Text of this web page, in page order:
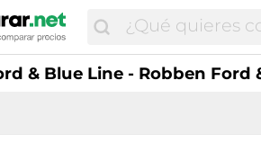
& Blue Line - Robben Ford